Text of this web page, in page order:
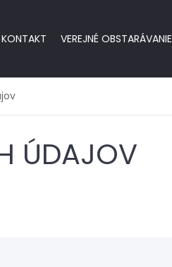
KONTAKT VEREJNÉ OBSTARÁVANIE
ÚDAJOV